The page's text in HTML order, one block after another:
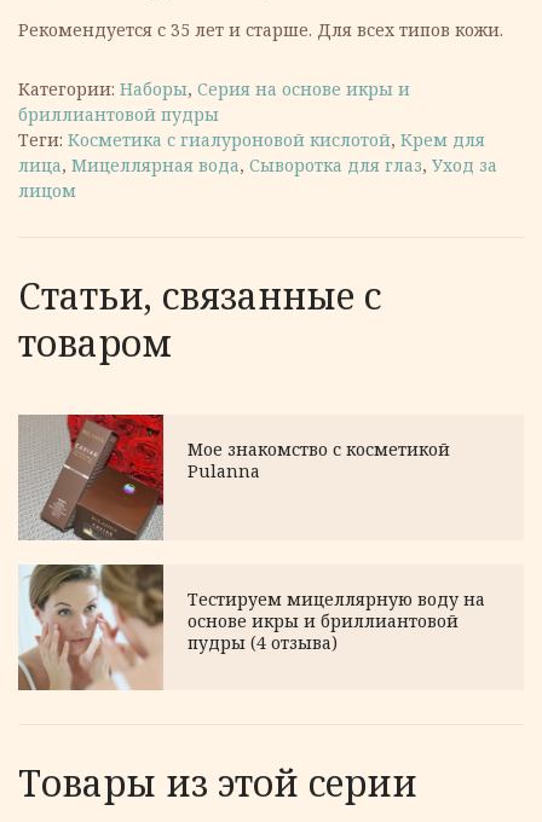
Рекомендуется с 35 лет и старше. Для всех типов кожи.
Категории: Наборы, Серия на основе икры и
бриллиантовой пудры
Теги: Косметика с гиалуроновой кислотой, Крем для
лица, Мицеллярная вода, Сыворотка для глаз, Уход за
лицом
Статьи, связанные с
товаром
Мое знакомство с косметикой
Pulanna
Тестируем мицеллярную воду на
основе икры и бриллиантовой
пудры (4 отзыва)
Товары из этой серии